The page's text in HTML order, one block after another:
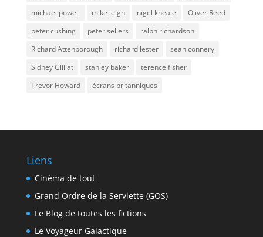
michael powell
mike leigh nigel kneale
Oliver Reed
peter cushing
peter sellers
ralph richardson
Richard Attenborough
richard lester
sean connery
Sidney Gilliat
stanley baker
terence fisher
Trevor Howard
écrans britanniques
Liens
Cinéma de tout
Grand Ordre de la Serviette (GOS)
Le Blog de toutes les fictions
Le Voyageur Galactique